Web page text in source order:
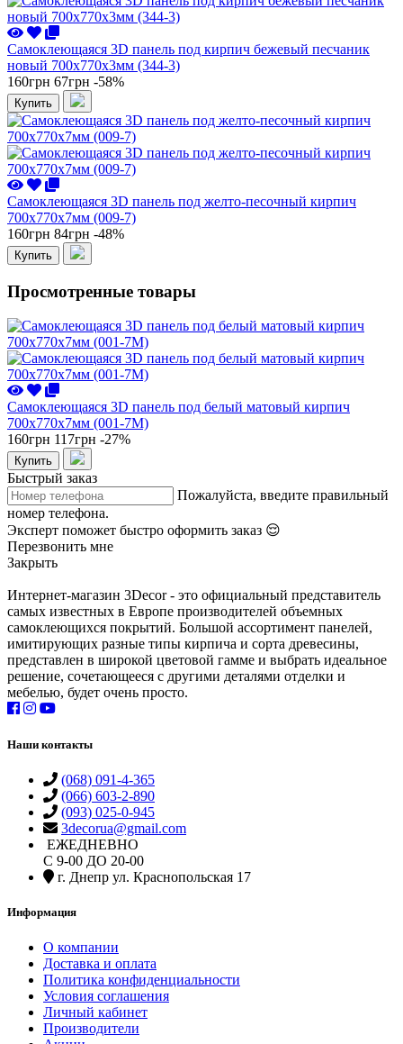
Самоклеющаяся 3D панель под кирпич бежевый песчаник
новый 700x770x3мм (344-3)
160грн 67грн -58%
Купить
Самоклеющаяся 3D панель под желто-песочный кирпич
700x770x7мм (009-7)
160грн 84грн -48%
Купить
Просмотренные товары
Самоклеющаяся 3D панель под белый матовый кирпич
700x770x7мм (001-7М)
160грн 117грн -27%
Купить
Быстрый заказ
Пожалуйста, введите правильный
номер телефона.
Эксперт поможет быстро оформить заказ 😌
Перезвонить мне
Закрыть
Интернет-магазин 3Decor - это официальный представитель
самых известных в Европе производителей объемных
самоклеющихся покрытий. Большой ассортимент панелей,
имитирующих разные типы кирпича и сорта древесины,
представлен в широкой цветовой гамме и выбрать идеальное
решение, сочетающееся с другими деталями отделки и
мебелью, будет очень просто.
Наши контакты
(068) 091-4-365
(066) 603-2-890
(093) 025-0-945
3decorua@gmail.com
ЕЖЕДНЕВНО
С 9-00 ДО 20-00
г. Днепр ул. Краснопольская 17
Информация
О компании
Доставка и оплата
Политика конфиденциальности
Условия соглашения
Личный кабинет
Производители